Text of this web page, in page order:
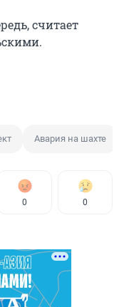
считает
Авария на шахте
0 0